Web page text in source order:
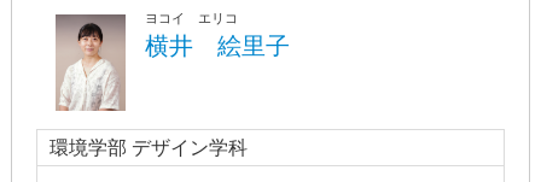
ヨコイ エリコ
横井 絵里子
環境学部 デザイン学科